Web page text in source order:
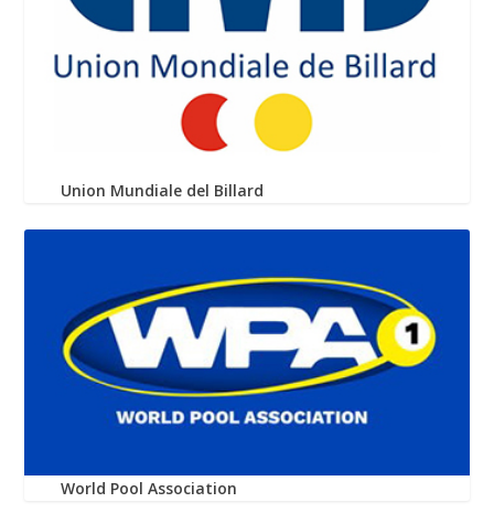
Union Mundiale del Billard
World Pool Association